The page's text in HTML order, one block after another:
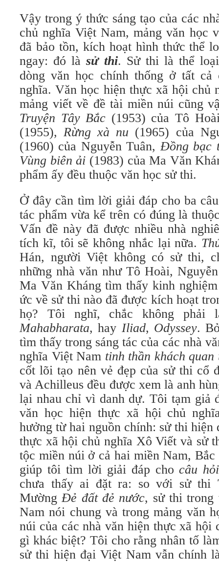
Vậy trong ý thức sáng tạo của các
chủ nghĩa Việt Nam, mảng văn học
đã bảo tồn, kích hoạt hình thức thể
ngay: đó là sử thi. Sử thi là thể
dòng văn học chính thống ở tất
nghĩa. Văn học hiện thực xã hội chủ
mảng viết về đề tài miền núi cũng
Truyện Tây Bắc (1953) của Tô
(1955),Rừng xà nu (1965) của
(1960) của Nguyễn Tuân,Đồng bạc
Vùng biên ải (1983) của Ma Văn
phẩm ấy đều thuộc văn học sử thi.
Ở đây cần tìm lời giải đáp cho ba
tác phẩm vừa kể trên có đúng là
Vấn đề này đã được nhiều nhà
tích kĩ, tôi sẽ không nhắc lại nữa.
Hán, người Việt không có sử thi,
những nhà văn như Tô Hoài,
Ma Văn Kháng tìm thấy kinh
ức về sử thi nào đã được kích hoạt
họ? Tôi nghĩ, chắc không phải
Mahabharata, hay Iliad, Odyssey.
tìm thấy trong sáng tác của các nhà
nghĩa Việt Nam tinh thần khách quan
cốt lõi tạo nên vẻ đẹp của sử thi cổ
và Achilleus đều được xem là anh
lại nhau chỉ vì danh dự. Tôi tạm giả
văn học hiện thực xã hội chủ
hưởng từ hai nguồn chính: sử thi hiện
thực xã hội chủ nghĩa Xô Viết và sử
tộc miền núi ở cả hai miền Nam,
giúp tôi tìm lời giải đáp chocâu
chưa thấy ai đặt ra: so với sử thi
MườngĐẻ đất đẻ nước, sử thi trong
Nam nói chung và trong mảng văn
núi của các nhà văn hiện thực xã hội
gì khác biệt? Tôi cho rằng nhân tố
sử thi hiện đại Việt Nam vẫn chính